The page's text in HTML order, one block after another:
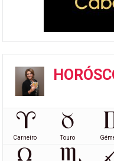
Carneiro Touro